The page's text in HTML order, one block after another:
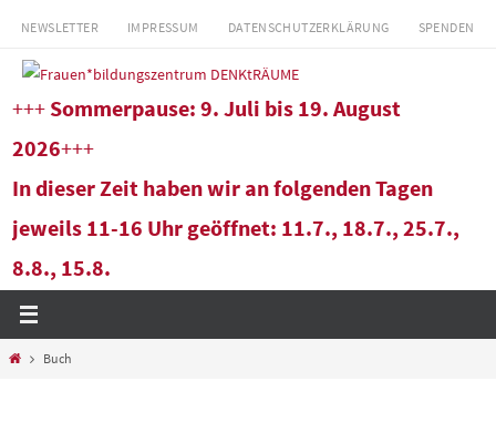
Zum
springen
NEWSLETTER IMPRESSUM DATENSCHUTZERKLÄRUNG SPENDEN
+++ Sommerpause: 9. Juli bis 19. August
2026+++
In dieser Zeit haben wir an folgenden Tagen
jeweils 11-16 Uhr geöffnet: 11.7., 18.7., 25.7.,
8.8., 15.8.
StartBuch